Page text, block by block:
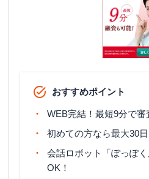
おすすめポイント
WEB完結！最短9分で
初めての方なら最大30日
会話ロボット「ぽっぽ
OK！